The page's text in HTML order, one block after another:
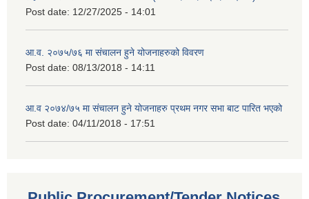
Post date: 12/27/2025 - 14:01
आ.व. २०७५/७६ मा संचालन हुने योजनाहरुको विवरण
Post date: 08/13/2018 - 14:11
आ.व २०७४/७५ मा संचालन हुने योजनाहरु प्रथम नगर सभा बाट पारित भएको
Post date: 04/11/2018 - 17:51